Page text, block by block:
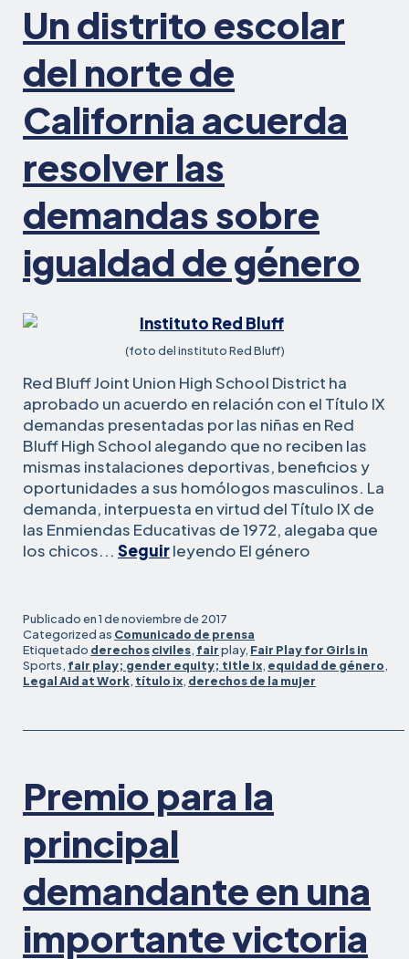
Un distrito escolar
del norte de
California acuerda
resolver las
demandas sobre
igualdad de género
(foto del instituto Red Bluff)
Red Bluff Joint Union High School District ha
aprobado un acuerdo en relación con el Título IX
demandas presentadas por las niñas en Red
Bluff High School alegando que no reciben las
mismas instalaciones deportivas, beneficios y
oportunidades a sus homólogos masculinos. La
demanda, interpuesta en virtud del Título IX de
las Enmiendas Educativas de 1972, alegaba que
los chicos... Seguirleyendo El distrito
California
llega
demandas
de
género
Publicado en1 de noviembre de 2017
Categorized as Comunicado de prensa
Etiquetado derechosciviles, fairplay, Fair Play for Girls in
Sports, fair play; gender equity; title ix, equidad de género,
Legal Aid at Work, título ix, derechos de la mujer
Premio para la
principal
demandante en una
importante victoria